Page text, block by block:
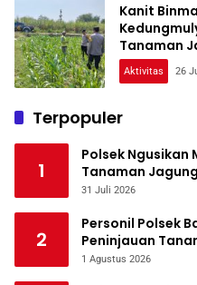
Kanit
Tanaman
Aktivitas 26
Terpopuler
1
Polsek Ngusikan
Tanaman
melalui Polres
31 Juli 2026
2
Personil Polsek
Peninjauan
Ketahanan
1 Agustus 2026